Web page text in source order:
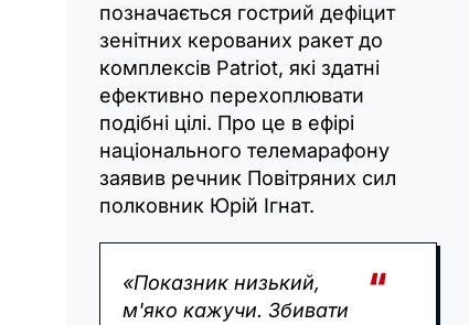
позначається гострий дефіцит
зенітних керованих ракет до
комплексів Patriot, які здатні
ефективно перехоплювати
подібні цілі. Про це в ефірі
національного телемарафону
заявив речник Повітряних сил
полковник Юрій Ігнат.
«Показник низький,
м'яко кажучи. Збивати